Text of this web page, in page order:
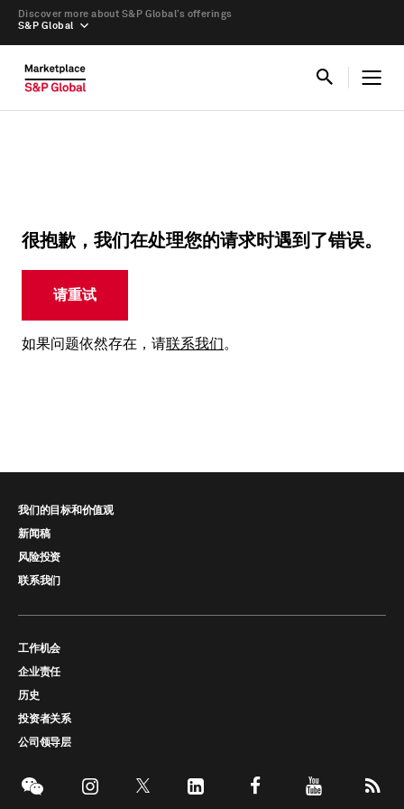
S&P Global
Discover more about S&P Global’s offerings
很抱歉，我们在处理您的请求时遇到了错误。
请重试
如果问题依然存在，请联系我们。
我们的目标和价值观
新闻稿
风险投资
联系我们
工作机会
企业责任
历史
投资者关系
公司领导层